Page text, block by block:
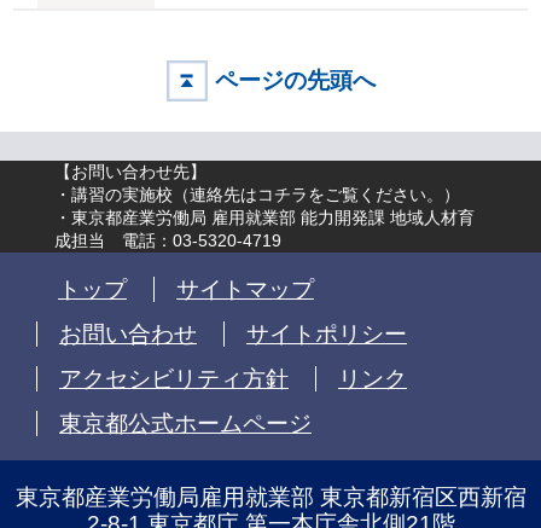
ページの先頭へ
【お問い合わせ先】
・講習の実施校（連絡先はコチラをご覧ください。
）
・東京都産業労働局 雇用就業部 能力開発課 地域人材育
成担当 電話：03-5320-4719
トップ
サイトマップ
お問い合わせ
サイトポリシー
アクセシビリティ方針
リンク
東京都公式ホームページ
東京都産業労働局雇用就業部 東京都新宿区西新宿